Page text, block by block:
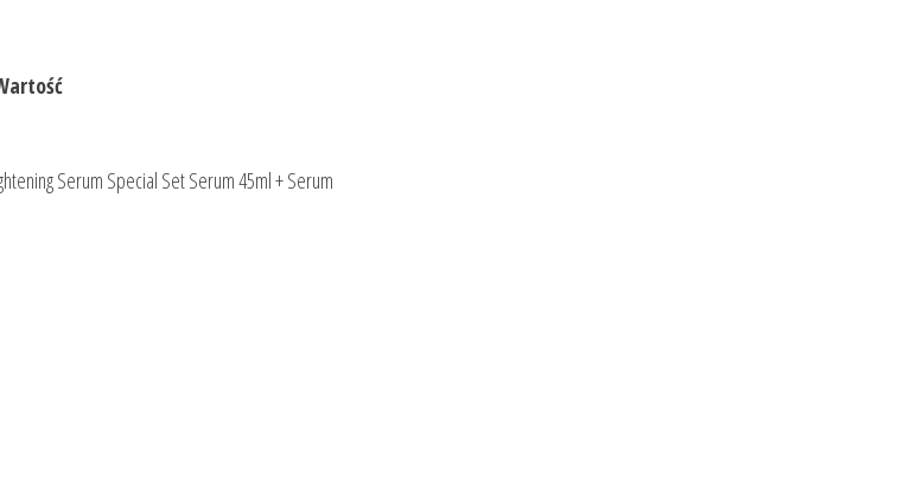
Serum Special Set Serum 45ml + Serum